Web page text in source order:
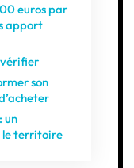
euros par
apport
son
un
le territoire